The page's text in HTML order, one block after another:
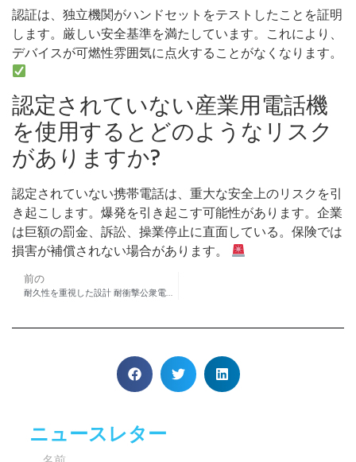
認証は、独立機関がハンドセットをテストしたことを証明
します。厳しい安全基準を満たしています。これにより、
デバイスが可燃性雰囲気に点火することがなくなります。
認定されていない産業用電話機
を使用するとどのようなリスク
がありますか?
認定されていない携帯電話は、重大な安全上のリスクを引
き起こします。爆発を引き起こす可能性があります。企業
は巨額の罰金、訴訟、操業停止に直面している。保険では
損害が補償されない場合があります。
前の
耐久性を重視した設計 耐衝撃公衆電話機の5つの特長
ニュースレター